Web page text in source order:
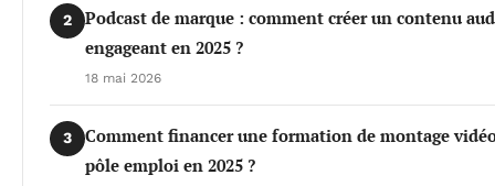
2
Podcast de marque : comment créer un contenu
engageant en 2025 ?
18 mai 2026
3
Comment financer une formation de montage
pôle emploi en 2025 ?